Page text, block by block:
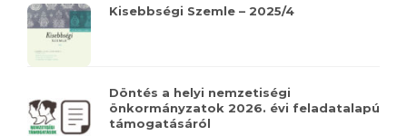
Kisebbségi Szemle – 2025/4
Döntés a helyi nemzetiségi
önkormányzatok 2026. évi feladatalapú
támogatásáról